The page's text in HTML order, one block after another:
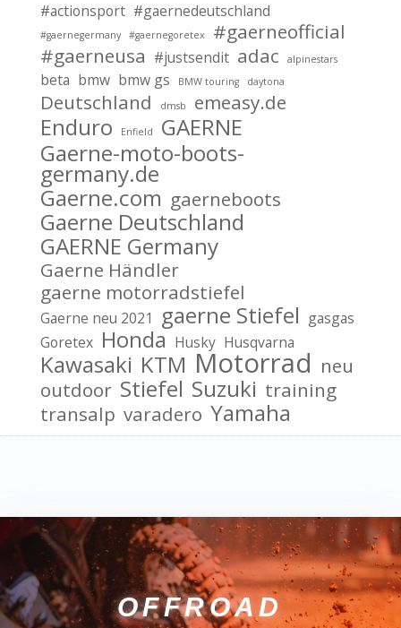
#actionsport #gaernedeutschland
#gaernegermany #gaernegoretex
#gaerneofficial
#gaerneusa #justsendit adac alpinestars
beta bmw bmw gs BMW touring daytona
Deutschland dmsb emeasy.de
Enduro Enfield
GAERNE
Gaerne-moto-boots-
germany.de
Gaerne.com gaerneboots
Gaerne Deutschland
GAERNE Germany
Gaerne Händler
gaerne motorradstiefel
Gaerne neu 2021 gaerne Stiefel gasgas
Goretex Honda Husky Husqvarna
Kawasaki KTM Motorrad neu
outdoor Stiefel Suzuki training
transalp varadero Yamaha
OFFROAD